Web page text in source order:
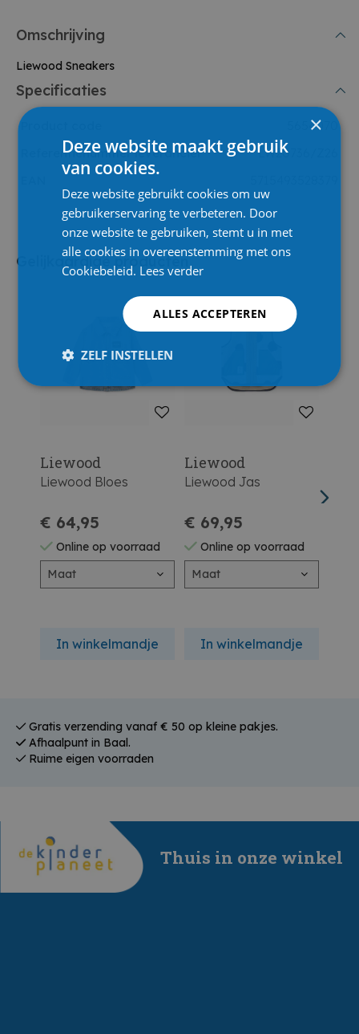
Omschrijving
Liewood Sneakers
Specificaties
5654070
Referentienummer leverancier
LW20736/Z26
Gelijkaardige producten
Liewood
Liewood Bloes
€ 64,95
Online op voorraad
Maat
In winkelmandje
Liewood
Liewood Jas
€ 69,95
Online op voorraad
Maat
In winkelmandje
Gratis verzending vanaf € 50 op kleine pakjes.
Afhaalpunt in Baal.
Ruime eigen voorraden
Thuis in onze winkel
×
Deze website maakt gebruik
van cookies.
Deze website gebruikt cookies om uw
gebruikerservaring te verbeteren. Door
onze website te gebruiken, stemt u in met
alle cookies in overeenstemming met ons
Cookiebeleid. Lees verder
ALLES ACCEPTEREN
ZELF INSTELLEN